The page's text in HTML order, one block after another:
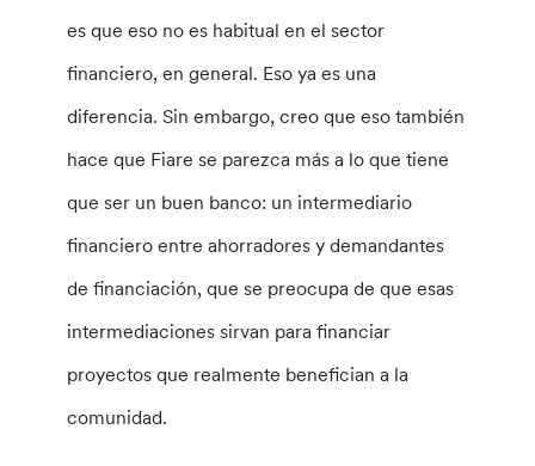
es que eso no es habitual en el sector
financiero, en general. Eso ya es una
diferencia. Sin embargo, creo que eso también
hace que Fiare se parezca más a lo que tiene
que ser un buen banco: un intermediario
financiero entre ahorradores y demandantes
de financiación, que se preocupa de que esas
intermediaciones sirvan para financiar
proyectos que realmente benefician a la
comunidad.